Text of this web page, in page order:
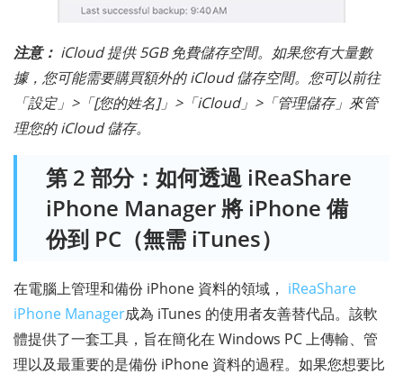
注意： iCloud 提供 5GB 免費儲存空間。如果您有大量數
據，您可能需要購買額外的 iCloud 儲存空間。您可以前往
「設定」>「[您的姓名]」>「iCloud」>「管理儲存」來管
理您的 iCloud 儲存。
第 2 部分：如何透過 iReaShare
iPhone Manager 將 iPhone 備
份到 PC（無需 iTunes）
在電腦上管理和備份 iPhone 資料的領域， iReaShare
iPhone Manager成為 iTunes 的使用者友善替代品。該軟
體提供了一套工具，旨在簡化在 Windows PC 上傳輸、管
理以及最重要的是備份 iPhone 資料的過程。如果您想要比